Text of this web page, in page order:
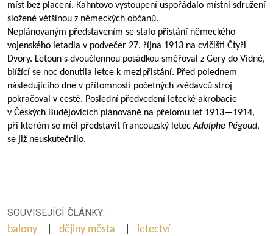
míst bez placení. Kahntovo vystoupení uspořádalo místní sdružení
složené většinou z německých občanů.
Neplánovaným představením se stalo přistání německého
vojenského letadla v podvečer 27. října 1913 na cvičišti Čtyři
Dvory. Letoun s dvoučlennou posádkou směřoval z Gery do Vídně,
blížící se noc donutila letce k mezipřistání. Před polednem
následujícího dne v přítomnosti početných zvědavců stroj
pokračoval v cestě. Poslední předvedení letecké akrobacie
v Českých Budějovicích plánované na přelomu let 1913—1914,
při kterém se měl představit francouzský letecAdolphe Pégoud,
se již neuskutečnilo.
SOUVISEJÍCÍ ČLÁNKY:
balony
dějiny města letectví